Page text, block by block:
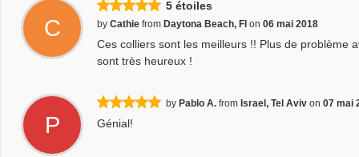
C
5 étoiles
by Cathie from Daytona Beach, Fl on 06 mai 2018
Ces colliers sont les meilleurs !! Plus de problème
sont très heureux !
P
by Pablo A. from Israel, Tel Aviv on 07 mai
Génial!